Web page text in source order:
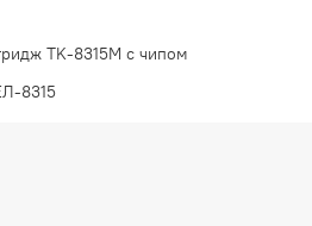
TK-8315M с чипом
8315